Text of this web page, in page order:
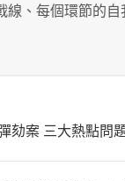
線、每個環節的自
劾案 三大熱點問